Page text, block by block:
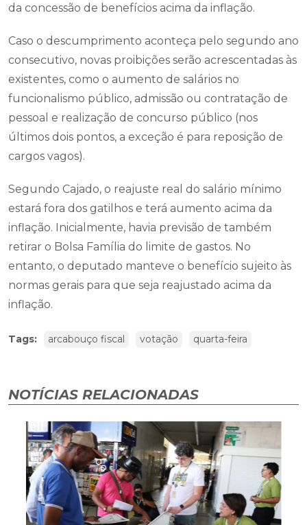
da concessão de benefícios acima da inflação.
Caso o descumprimento aconteça pelo segundo ano
consecutivo, novas proibições serão acrescentadas às
existentes, como o aumento de salários no
funcionalismo público, admissão ou contratação de
pessoal e realização de concurso público (nos
últimos dois pontos, a exceção é para reposição de
cargos vagos).
Segundo Cajado, o reajuste real do salário mínimo
estará fora dos gatilhos e terá aumento acima da
inflação. Inicialmente, havia previsão de também
retirar o Bolsa Família do limite de gastos. No
entanto, o deputado manteve o benefício sujeito às
normas gerais para que seja reajustado acima da
inflação.
Tags: arcabouço fiscal votação quarta-feira
NOTÍCIAS RELACIONADAS